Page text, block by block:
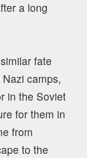
a long
fate
camps,
in the Soviet
for them in
from
to the